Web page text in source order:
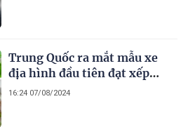
Trung Quốc ra mắt mẫu xe
địa hình đầu tiên đạt xếp
hạng an toàn 5 sao NCAP
16:24 07/08/2024